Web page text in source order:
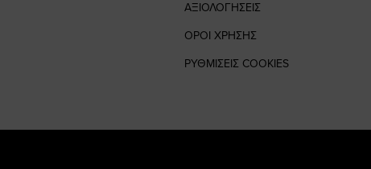
ΑΞΙΟΛΟΓΗΣΕΙΣ
ΟΡΟΙ ΧΡΗΣΗΣ
ΡΥΘΜΙΣΕΙΣ COOKIES